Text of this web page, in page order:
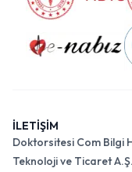
İLETİŞİM
Doktorsitesi Com Bilgi
Teknoloji ve Ticaret A.Ş.